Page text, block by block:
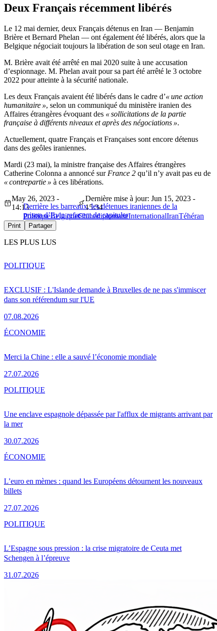
Deux Français récemment libérés
Le 12 mai dernier, deux Français détenus en Iran — Benjamin
Brière et Bernard Phelan — ont également été libérés, alors que la
Belgique négociait toujours la libération de son seul otage en Iran.
M. Brière avait été arrêté en mai 2020 suite à une accusation
d’espionnage. M. Phelan avait pour sa part été arrêté le 3 octobre
2022 pour atteinte à la sécurité nationale.
Les deux Français avaient été libérés dans le cadre d’« une action
humanitaire », selon un communiqué du ministère iranien des
Affaires étrangères évoquant des « sollicitations de la partie
française à différents niveaux et après des négociations ».
Actuellement, quatre Français et Françaises sont encore détenus
dans des geôles iraniennes.
Mardi (23 mai), la ministre française des Affaires étrangères
Catherine Colonna a annoncé sur France 2 qu’il n’y avait pas eu de
« contrepartie » à ces libérations.
Derrière les barreaux, les détenues iraniennes de la
prison d’Evin refusent de capituler
May 26, 2023 -
14:13
Dernière mise à jour: Jun 15, 2023 -
15:34
PolitiqueBelgiqueChinediplomatieInternationalIranTéhéran
Print Partager
LES PLUS LUS
EXCLUSIF : L'Islande demande à Bruxelles de ne pas s'immiscer
dans son référendum sur l'UE
07.08.2026
POLITIQUE
Merci la Chine : elle a sauvé l’économie mondiale
27.07.2026
ÉCONOMIE
Une enclave espagnole dépassée par l'afflux de migrants arrivant par
la mer
30.07.2026
POLITIQUE
L’euro en mèmes : quand les Européens détournent les nouveaux
billets
27.07.2026
ÉCONOMIE
L’Espagne sous pression : la crise migratoire de Ceuta met
Schengen à l’épreuve
31.07.2026
POLITIQUE